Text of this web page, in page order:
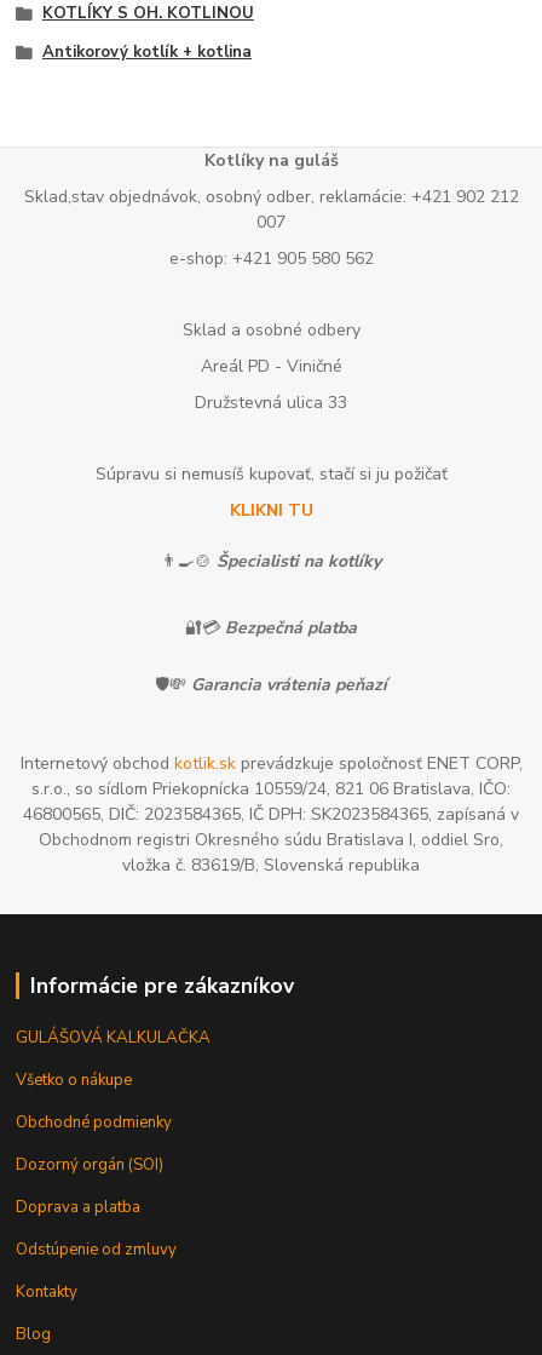
KOTLÍKY S OH. KOTLINOU
Antikorový kotlík + kotlina
Kotlíky na guláš
Sklad,stav objednávok, osobný odber, reklamácie: +421 902 212
007
e-shop: +421 905 580 562
Sklad a osobné odbery
Areál PD - Viničné
Družstevná ulica 33
Súpravu si nemusíš kupovať, stačí si ju požičať
KLIKNI TU
👨‍🍳🍲 Špecialisti na kotlíky
🔐💳 Bezpečná platba
🛡️💸 Garancia vrátenia peňazí
Internetový obchod kotlik.skprevádzkuje spoločnosť ENET CORP,
s.r.o., so sídlom Priekopnícka 10559/24, 821 06 Bratislava, IČO:
46800565, DIČ: 2023584365, IČ DPH: SK2023584365, zapísaná v
Obchodnom registri Okresného súdu Bratislava I, oddiel Sro,
vložka č. 83619/B, Slovenská republika
Informácie pre zákazníkov
GULÁŠOVÁ KALKULAČKA
Všetko o nákupe
Obchodné podmienky
Dozorný orgán (SOI)
Doprava a platba
Odstúpenie od zmluvy
Kontakty
Blog